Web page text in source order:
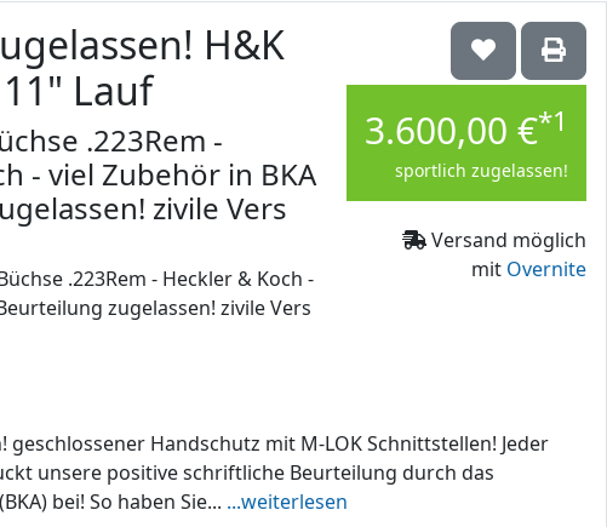
3.600,00 €*1
sportlich zugelassen!
Versand möglich
mit Overnite
H&K
Lauf
.223Rem -
- viel Zubehör in BKA
zivile Vers
.223Rem - Heckler & Koch -
zugelassen! zivile Vers
geschlossener Handschutz mit M-LOK Schnittstellen! Jeder
unsere positive schriftliche Beurteilung durch das
bei! So haben Sie... ...weiterlesen